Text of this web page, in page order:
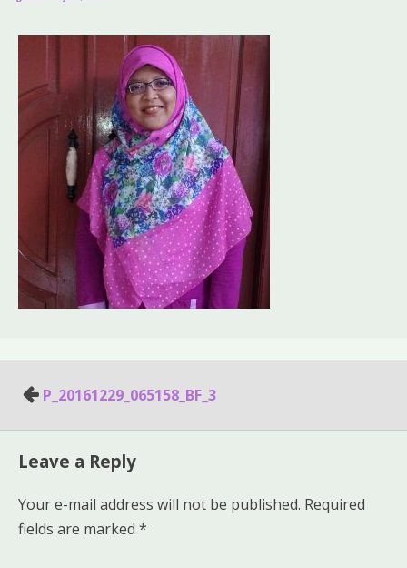
PostP_20161229_065158_BF_3
Leave a Reply
Your e-mail address will not be published. Required
fields are marked *